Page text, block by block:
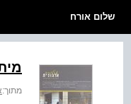
שלום אורח
מתוך: